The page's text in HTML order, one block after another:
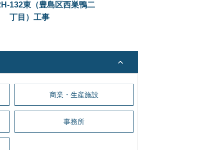
132東（豊島区西巣鴨二
丁目）工事
商業・生産施設
事務所